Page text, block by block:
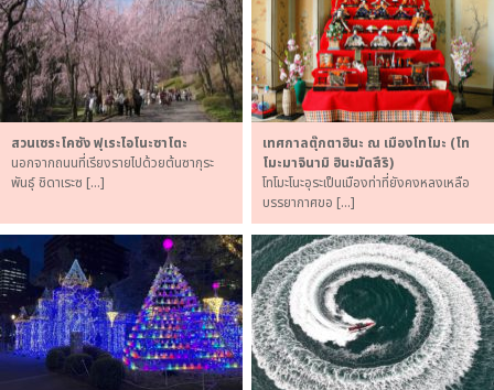
สวนเซระโคซัง ฟุเระไอโนะซาโตะ
นอกจากถนนที่เรียงรายไปด้วยต้นซากุระ
พันธุ์ ชิดาเระซ […]
เทศกาลตุ๊กตาฮินะ ณ เมืองโทโมะ (โท
โมะมาจินามิ ฮินะมัตสึริ)
โทโมะโนะอุระเป็นเมืองท่าที่ยังคงหลงเหลือ
บรรยากาศขอ […]